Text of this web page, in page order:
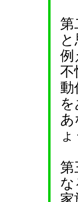
第
例
不
動
あ
ょ
第
な